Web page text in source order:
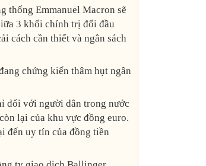
thống Emmanuel Macron sẽ
3 khối chính trị đối đầu
cách cần thiết và ngân sách
chứng kiến thâm hụt ngân
đối với người dân trong nước
lại của khu vực đồng euro.
đến uy tín của đồng tiền